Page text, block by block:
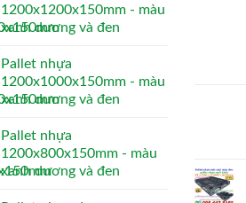
1200x1200x150mm - màu
xanh dương và đen
Pallet nhựa
1200x1000x150mm - màu
xanh dương và đen
Pallet nhựa
1200x800x150mm - màu
xanh dương và đen